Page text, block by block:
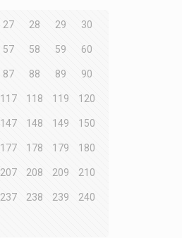
27 28 29 30
57 58 59 60
87 88 89 90
117 118 119 120
147 148 149 150
177 178 179 180
207 208 209 210
237 238 239 240